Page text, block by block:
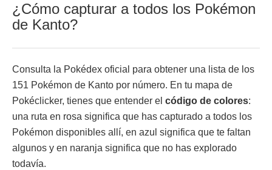
¿Cómo capturar a todos los Pokémon
de Kanto?
Consulta la Pokédex oficial para obtener una lista de los
151 Pokémon de Kanto por número. En tu mapa de
Pokéclicker, tienes que entender el código de colores:
una ruta en rosa significa que has capturado a todos los
Pokémon disponibles allí, en azul significa que te faltan
algunos y en naranja significa que no has explorado
todavía.